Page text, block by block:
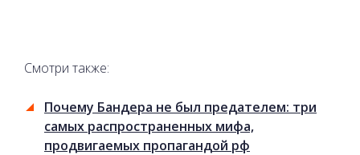
Смотри также:
Почему Бандера не был предателем: три
самых распространенных мифа,
продвигаемых пропагандой рф